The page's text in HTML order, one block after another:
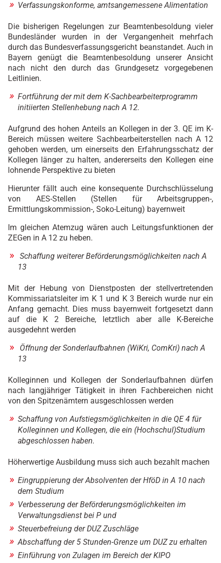
Verfassungskonforme, amtsangemessene Alimentation
Die bisherigen Regelungen zur Beamtenbesoldung vieler
Bundesländer wurden in der Vergangenheit mehrfach
durch das Bundesverfassungsgericht beanstandet. Auch in
Bayern genügt die Beamtenbesoldung unserer Ansicht
nach nicht den durch das Grundgesetz vorgegebenen
Leitlinien.
Fortführung der mit dem K-Sachbearbeiterprogramm
initiierten Stellenhebung nach A 12.
Aufgrund des hohen Anteils an Kollegen in der 3. QE im K-
Bereich müssen weitere Sachbearbeiterstellen nach A 12
gehoben werden, um einerseits den Erfahrungsschatz der
Kollegen länger zu halten, andererseits den Kollegen eine
lohnende Perspektive zu bieten
Hierunter fällt auch eine konsequente Durchschlüsselung
von AES-Stellen (Stellen für Arbeitsgruppen-,
Ermittlungskommission-, Soko-Leitung) bayernweit
Im gleichen Atemzug wären auch Leitungsfunktionen der
ZEGen in A 12 zu heben.
Schaffung weiterer Beförderungsmöglichkeiten nach A
13
Mit der Hebung von Dienstposten der stellvertretenden
Kommissariatsleiter im K 1 und K 3 Bereich wurde nur ein
Anfang gemacht. Dies muss bayernweit fortgesetzt dann
auf die K 2 Bereiche, letztlich aber alle K-Bereiche
ausgedehnt werden
Öffnung der Sonderlaufbahnen (WiKri, ComKri) nach A
13
Kolleginnen und Kollegen der Sonderlaufbahnen dürfen
nach langjähriger Tätigkeit in ihren Fachbereichen nicht
von den Spitzenämtern ausgeschlossen werden
Schaffung von Aufstiegsmöglichkeiten in die QE 4 für
Kolleginnen und Kollegen, die ein (Hochschul)Studium
abgeschlossen haben.
Höherwertige Ausbildung muss sich auch bezahlt machen
Eingruppierung der Absolventen der HföD in A 10 nach
dem Studium
Verbesserung der Beförderungsmöglichkeiten im
Verwaltungsdienst bei P und
Steuerbefreiung der DUZ Zuschläge
Abschaffung der 5 Stunden-Grenze um DUZ zu erhalten
Einführung von Zulagen im Bereich der KIPO